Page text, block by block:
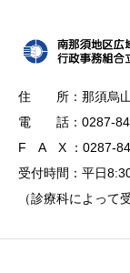
住 所：那須烏山
電 話：0287-
F A X ：0287-
受付時間：平日
（診療科によって